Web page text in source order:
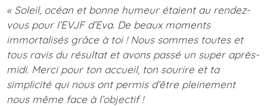
« Soleil, océan et bonne humeur étaient au rendez-
vous pour l’EVJF d’Eva. De beaux moments
immortalisés grâce à toi ! Nous sommes toutes et
tous ravis du résultat et avons passé un super après-
midi. Merci pour ton accueil, ton sourire et ta
simplicité qui nous ont permis d’être pleinement
nous même face à l’objectif !